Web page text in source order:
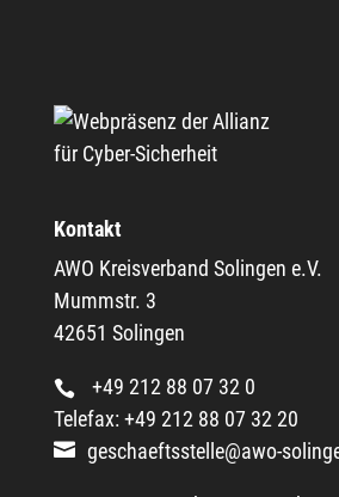
Kontakt
AWO Kreisverband Solingen e.V.
Mummstr. 3
42651 Solingen
+49 212 88 07 32 0
Telefax: +49 212 88 07 32 20
geschaeftsstelle@awo-